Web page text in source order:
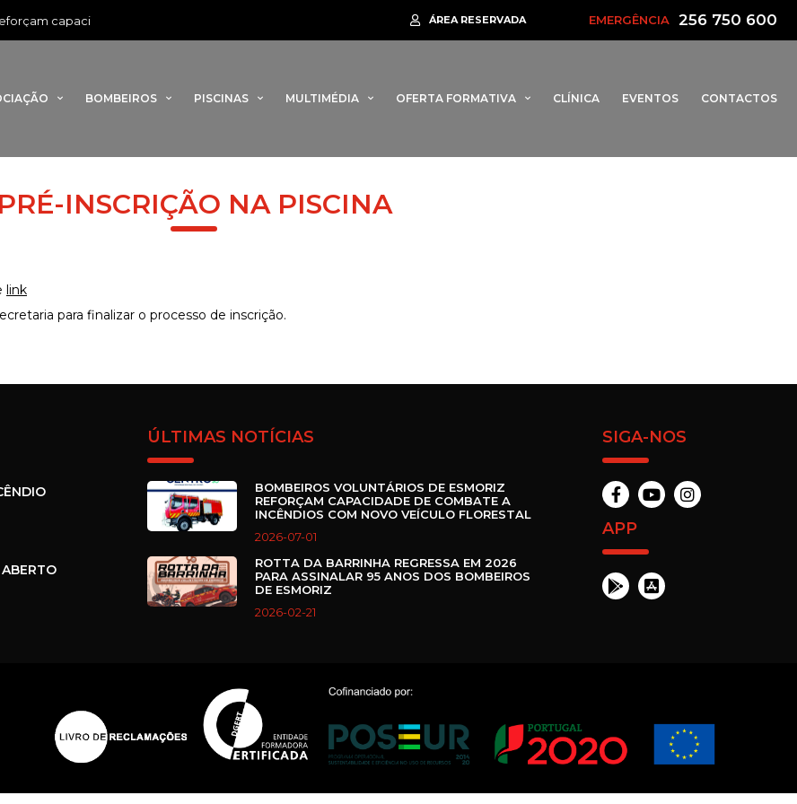
capacidade de combate a incêndios com novo veículo florestal• Rotta da Barrinha regressa em 2026 para assinalar 95 anos
ÁREA RESERVADA EMERGÊNCIA 256 750 600
BOMBEIROS PISCINAS MULTIMÉDIA OFERTA FORMATIVA CLÍNICA EVENTOS CONTACTOS
PRÉ-INSCRIÇÃO NA PISCINA
link
para finalizar o processo de inscrição.
ÚLTIMAS NOTÍCIAS
BOMBEIROS VOLUNTÁRIOS DE ESMORIZ
REFORÇAM CAPACIDADE DE COMBATE A
INCÊNDIOS COM NOVO VEÍCULO FLORESTAL
2026-07-01
ROTTA DA BARRINHA REGRESSA EM 2026
PARA ASSINALAR 95 ANOS DOS BOMBEIROS
DE ESMORIZ
2026-02-21
SIGA-NOS
APP